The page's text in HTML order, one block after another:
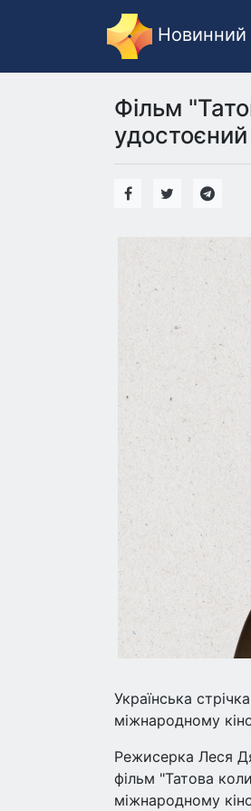
Новинний
Фільм
удостоєний
Українська
міжнародному
Режисерка Леся
фільм "Татова
міжнародному